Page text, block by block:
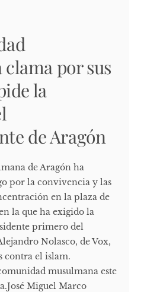
por sus
la
de Aragón
de Aragón ha
por la convivencia y las
en la plaza de
la que ha exigido la
primero del
Nolasco, de Vox,
contra el islam.
musulmana este
Miguel Marco